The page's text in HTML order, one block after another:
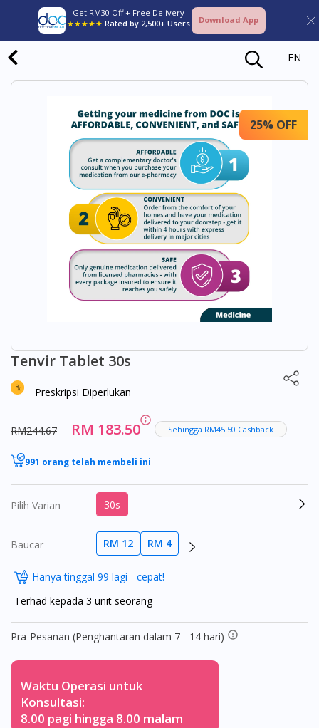
Get RM30 Off + Free Delivery
★★★★★ Rated by 2,500+ Users Download App
EN
25% OFF
Tenvir Tablet 30s
Preskripsi Diperlukan
RM244.67 RM 183.50 Sehingga RM45.50 Cashback
991 orang telah membeli ini
Pilih Varian 30s
Baucar RM 12 RM 4
Hanya tinggal 99 lagi - cepat!
Terhad kepada 3 unit seorang
Pra-Pesanan (Penghantaran dalam 7 - 14 hari)
Waktu Operasi untuk
Konsultasi:
8.00 pagi hingga 8.00 malam